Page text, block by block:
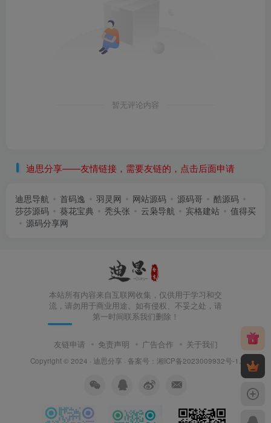
暂无评论内容
迪思分享——友情链接，需要友链的，点击后面申请
迪思导航 首码逸 羽灵网 网站源码 源码哥
酷源码
莎莎源码
葵花宝典 秃头张 云枭导航 宾格建站
值得买
源码分享网
本站所有内容来自互联网收集，仅供用于学习和交
流，请勿用于商业用途。如有侵权、不妥之处，请
第一时间联系我们删除！
友链申请 免责声明 广告合作 关于我们
Copyright © 2024 · 迪思分享 · 备案号： 湘ICP备2023009932号-1